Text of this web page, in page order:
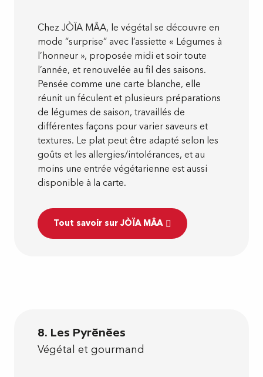
Chez JÒÏA MÂA, le végétal se découvre en
mode “surprise” avec l’assiette « Légumes à
l’honneur », proposée midi et soir toute
l’année, et renouvelée au fil des saisons.
Pensée comme une carte blanche, elle
réunit un féculent et plusieurs préparations
de légumes de saison, travaillés de
différentes façons pour varier saveurs et
textures. Le plat peut être adapté selon les
goûts et les allergies/intolérances, et au
moins une entrée végétarienne est aussi
disponible à la carte.
Tout savoir sur JÒÏA MÂA
8. Les Pyrénées
Végétal et gourmand